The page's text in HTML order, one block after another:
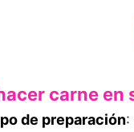
carne en
de preparación: